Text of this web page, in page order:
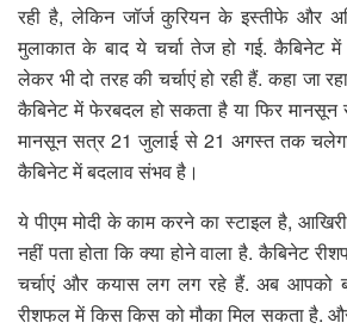
रही है, लेकिन जॉर्ज कुरियन के इस्तीफे और
मुलाकात के बाद ये चर्चा तेज हो गई. कैबिनेट
लेकर भी दो तरह की चर्चाएं हो रही हैं. कहा जा
कैबिनेट में फेरबदल हो सकता है या फिर मानसून
मानसून सत्र 21 जुलाई से 21 अगस्त तक
कैबिनेट में बदलाव संभव है।
ये पीएम मोदी के काम करने का स्टाइल है,
नहीं पता होता कि क्या होने वाला है. कैबिनेट
चर्चाएं और कयास लग लग रहे हैं. अब आपको
रीशफल में किस किस को मौका मिल सकता है.